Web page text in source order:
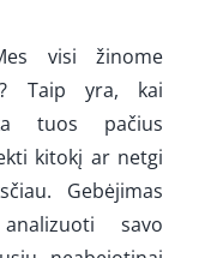
visi žinome
Taip yra, kai
tuos pačius
kitokį ar netgi
Gebėjimas
savo